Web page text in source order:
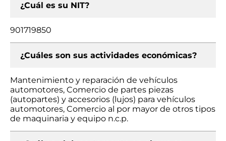
¿Cuál es su NIT?
901719850
¿Cuáles son sus actividades económicas?
Mantenimiento y reparación de vehículos
automotores, Comercio de partes piezas
(autopartes) y accesorios (lujos) para vehículos
automotores, Comercio al por mayor de otros tipos
de maquinaria y equipo n.c.p.